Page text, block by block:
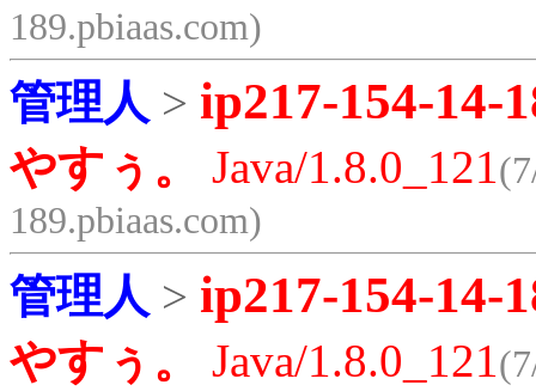
189.pbiaas.com)
管理人 > ip217-154-14-
やすぅ。 Java/1.8.0_121
189.pbiaas.com)
管理人 > ip217-154-14-
やすぅ。 Java/1.8.0_121